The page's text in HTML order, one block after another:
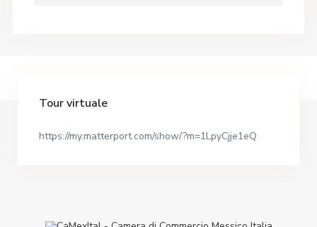
Tour virtuale
https://my.matterport.com/show/?m=1LpyCjje1eQ